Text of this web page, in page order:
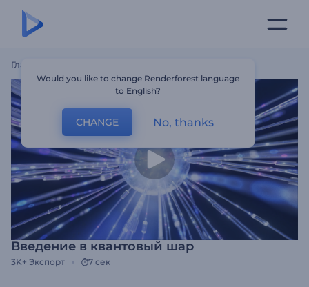
Главная
Введение в квантовый шар
3K+ Экспорт 7 сек
Would you like to change Renderforest language
to English?
CHANGE No, thanks